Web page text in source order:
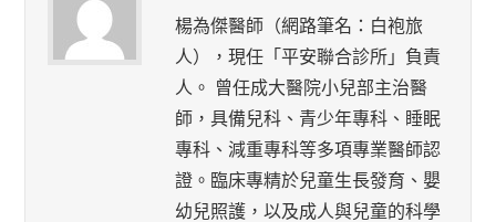
楊為傑醫師（網路筆名：白袍旅
人），現任「平安聯合診所」負責
人。 曾任成大醫院小兒部主治醫
師，具備兒科、青少年專科、睡眠
專科、減重專科等多項專業醫師認
證。臨床專精於兒童生長發育、嬰
幼兒照護，以及成人與兒童的科學